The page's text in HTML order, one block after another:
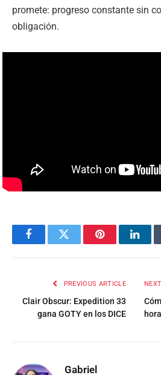
promete: progreso constante sin
obligación.
FacebookTwitter Pinterest
PREVIOUS ARTICLE
Clair Obscur: Expedition 33
gana GOTY en los DICE
Gabriel